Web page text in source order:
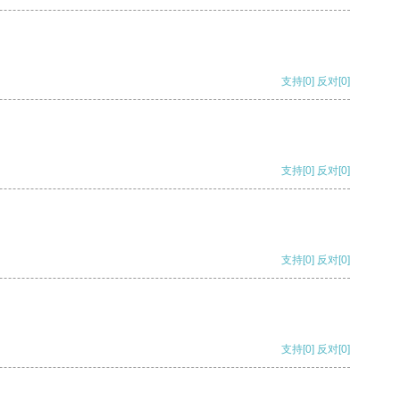
支持[0] 反对[0]
支持[0] 反对[0]
支持[0] 反对[0]
支持[0] 反对[0]